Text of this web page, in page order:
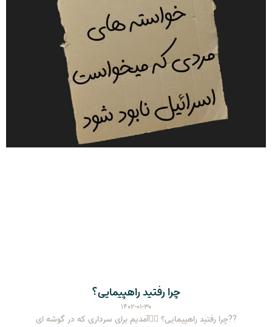
چرا رفتید راهپیمایی؟
۱۴۰۲-۰۱-۳۰
??چرا رفتید راهپیمایی؟ ۱⃣آمدیم برای سرداری که در گوشه ای